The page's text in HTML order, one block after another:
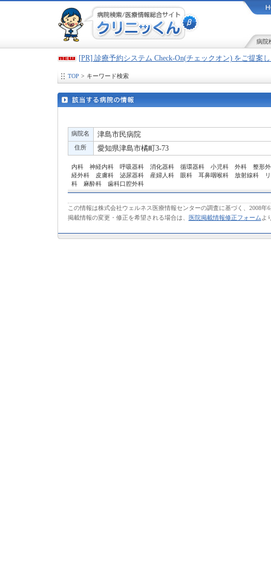
病院
[PR] 診療予約システム Check-On(チェックオン) をご提案
TOP > キーワード検索
病院名 津島市民病院
住所 愛知県津島市橘町3-73
内科 神経内科 呼吸器科 消化器科 循環器科 小児科 外科 整形
経外科 皮膚科 泌尿器科 産婦人科 眼科 耳鼻咽喉科 放射線科 リ
科 麻酔科 歯科口腔外科
この情報は株式会社ウェルネス医療情報センターの調査に基づく、2008年
掲載情報の変更・修正を希望される場合は、
医院掲載情報修正フォーム よ